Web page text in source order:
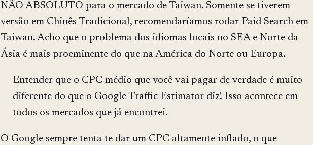
NÃO ABSOLUTO para o mercado de Taiwan. Somente se tiverem
versão em Chinês Tradicional, recomendaríamos rodar Paid Search em
Taiwan. Acho que o problema dos idiomas locais no SEA e Norte da
Ásia é mais proeminente do que na América do Norte ou Europa.
Entender que o CPC médio que você vai pagar de verdade é muito
diferente do que o Google Traffic Estimator diz! Isso acontece em
todos os mercados que já encontrei.
O Google sempre tenta te dar um CPC altamente inflado, o que